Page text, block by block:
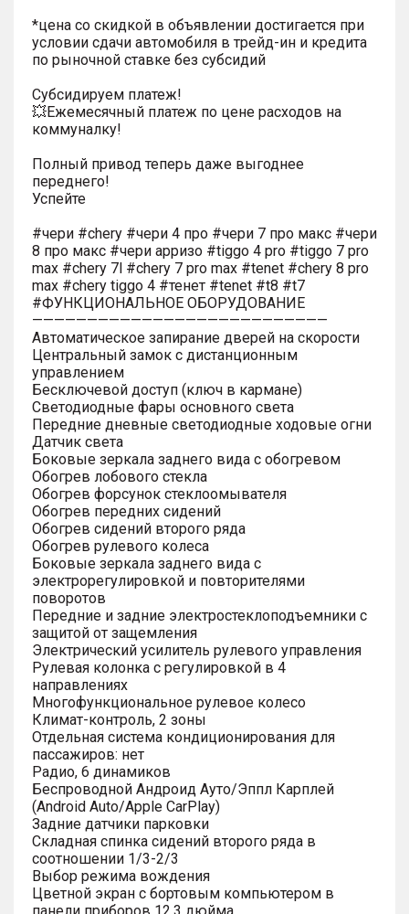
*цена со скидкой в объявлении достигается при
условии сдачи автомобиля в трейд-ин и кредита
по рыночной ставке без субсидий
Субсидируем платеж!
💥Ежемесячный платеж по цене расходов на
коммуналку!
Полный привод теперь даже выгоднее
переднего!
Успейте
#чери #chery #чери 4 про #чери 7 про макс #чери
8 про макс #чери арризо #tiggo 4 pro #tiggo 7 pro
max #chery 7l #chery 7 pro max #tenet #chery 8 pro
max #chery tiggo 4 #тенет #tenet #t8 #t7
#ФУНКЦИОНАЛЬНОЕ ОБОРУДОВАНИЕ
———————————————————————————
Автоматическое запирание дверей на скорости
Центральный замок с дистанционным
управлением
Бесключевой доступ (ключ в кармане)
Светодиодные фары основного света
Передние дневные светодиодные ходовые огни
Датчик света
Боковые зеркала заднего вида с обогревом
Обогрев лобового стекла
Обогрев форсунок стеклоомывателя
Обогрев передних сидений
Обогрев сидений второго ряда
Обогрев рулевого колеса
Боковые зеркала заднего вида с
электрорегулировкой и повторителями
поворотов
Передние и задние электростеклоподъемники с
защитой от защемления
Электрический усилитель рулевого управления
Рулевая колонка с регулировкой в 4
направлениях
Многофункциональное рулевое колесо
Климат-контроль, 2 зоны
Отдельная система кондиционирования для
пассажиров: нет
Радио, 6 динамиков
Беспроводной Андроид Ауто/Эппл Карплей
(Android Auto/Apple CarPlay)
Задние датчики парковки
Складная спинка сидений второго ряда в
соотношении 1/3-2/3
Выбор режима вождения
Цветной экран с бортовым компьютером в
панели приборов 12.3 дюйма